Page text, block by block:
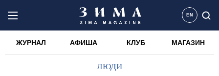
EN
ЖУРНАЛ АФИША КЛУБ МАГАЗИН
ЛЮДИ